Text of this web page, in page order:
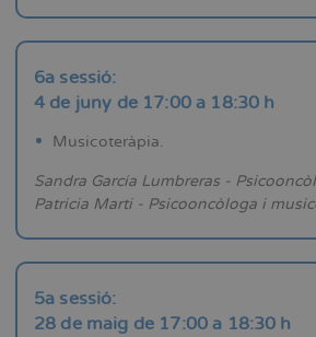
6a sessió:
4 de juny de 17:00 a 18:30 h
Musicoteràpia.
Sandra García Lumbreras -
Patricia Marti - Psicooncòloga i
5a sessió:
28 de maig de 17:00 a 18:30 h